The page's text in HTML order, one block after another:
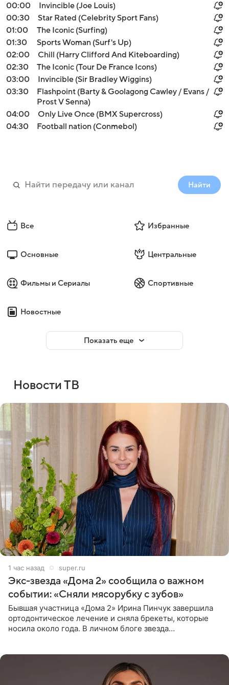
00:00
Invincible (Joe Louis)
00:30
Star Rated (Celebrity Sport Fans)
01:00
The Iconic (Surfing)
01:30
Sports Woman (Surf's Up)
02:00
Chill (Harry Clifford And Kiteboarding)
02:30
The Iconic (Tour De France Icons)
03:00
Invincible (Sir Bradley Wiggins)
03:30
Flashpoint (Barty & Goolagong Cawley / Evans /
Prost V Senna)
04:00
Only Live Once (BMX Supercross)
04:30
Football nation (Conmebol)
Найти
Все Избранные
Основные Центральные
Фильмы и Сериалы Спортивные
Новостные
Показать еще
Новости ТВ
1 час назад super.ru
Экс-звезда «Дома 2» сообщила о важном
событии: «Сняли мясорубку с зубов»
Бывшая участница «Дома 2» Ирина Пинчук завершила
ортодонтическое лечение и сняла брекеты, которые
носила около года. В личном блоге звезда